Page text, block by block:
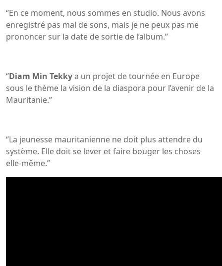
‘’En ce moment, nous sommes en studio. Nous avons
enregistré pas mal de sons, mais je ne peux pas me
prononcer sur la date de sortie de l’album.’’
‘’Diam Min Tekkya un projet de tournée en Europe
sous le thème la vision de la diaspora pour l’avenir de la
Mauritanie.’’
‘’La jeunesse mauritanienne ne doit plus attendre du
système. Elle doit se lever et faire bouger les choses
elle-même.’’